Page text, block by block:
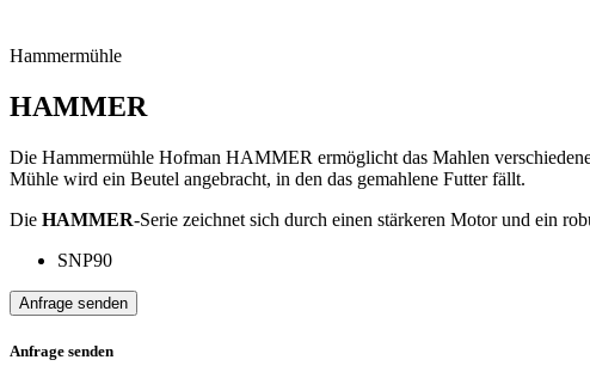
Hammermühle
HAMMER
Die Hammermühle Hofman HAMMER ermöglicht das Mahlen
Mühle wird ein Beutel angebracht, in den das gemahlene Futter fällt.
Die HAMMER-Serie zeichnet sich durch einen stärkeren Motor und ein
SNP90
Anfrage senden
Anfrage senden